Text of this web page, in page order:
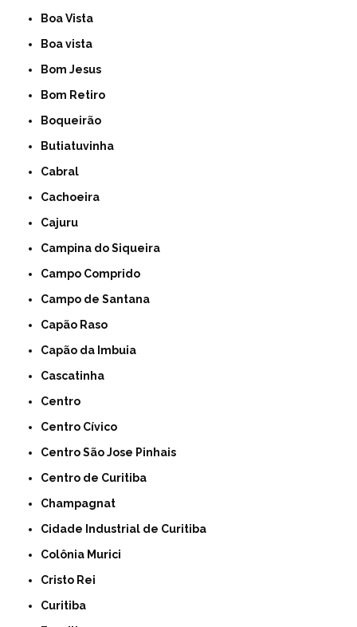
Boa Vista
Boa vista
Bom Jesus
Bom Retiro
Boqueirão
Butiatuvinha
Cabral
Cachoeira
Cajuru
Campina do Siqueira
Campo Comprido
Campo de Santana
Capão Raso
Capão da Imbuia
Cascatinha
Centro
Centro Cívico
Centro São Jose Pinhais
Centro de Curitiba
Champagnat
Cidade Industrial de Curitiba
Colônia Murici
Cristo Rei
Curitiba